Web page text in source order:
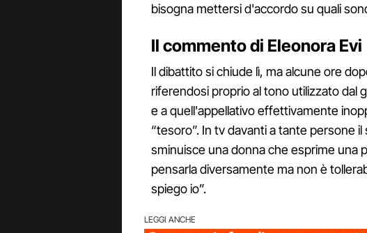
bisogna mettersi d'accordo su quali
Il commento di Eleonora Evi
Il dibattito si chiude lì, ma alcune ore
riferendosi proprio al tono utilizzato dal
e a quell'appellativo effettivamente
“tesoro”. In tv davanti a tante persone
sminuisce una donna che esprime una
pensarla diversamente ma non è
spiego io”.
LEGGI ANCHE